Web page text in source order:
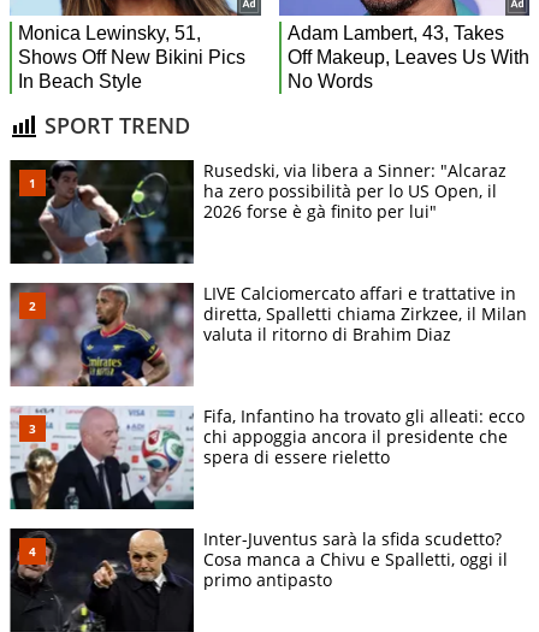
SPORT TREND
Rusedski, via libera a Sinner: "Alcaraz
ha zero possibilità per lo US Open, il
2026 forse è gà finito per lui"
LIVE Calciomercato affari e trattative in
diretta, Spalletti chiama Zirkzee, il Milan
valuta il ritorno di Brahim Diaz
Fifa, Infantino ha trovato gli alleati: ecco
chi appoggia ancora il presidente che
spera di essere rieletto
Inter-Juventus sarà la sfida scudetto?
Cosa manca a Chivu e Spalletti, oggi il
primo antipasto